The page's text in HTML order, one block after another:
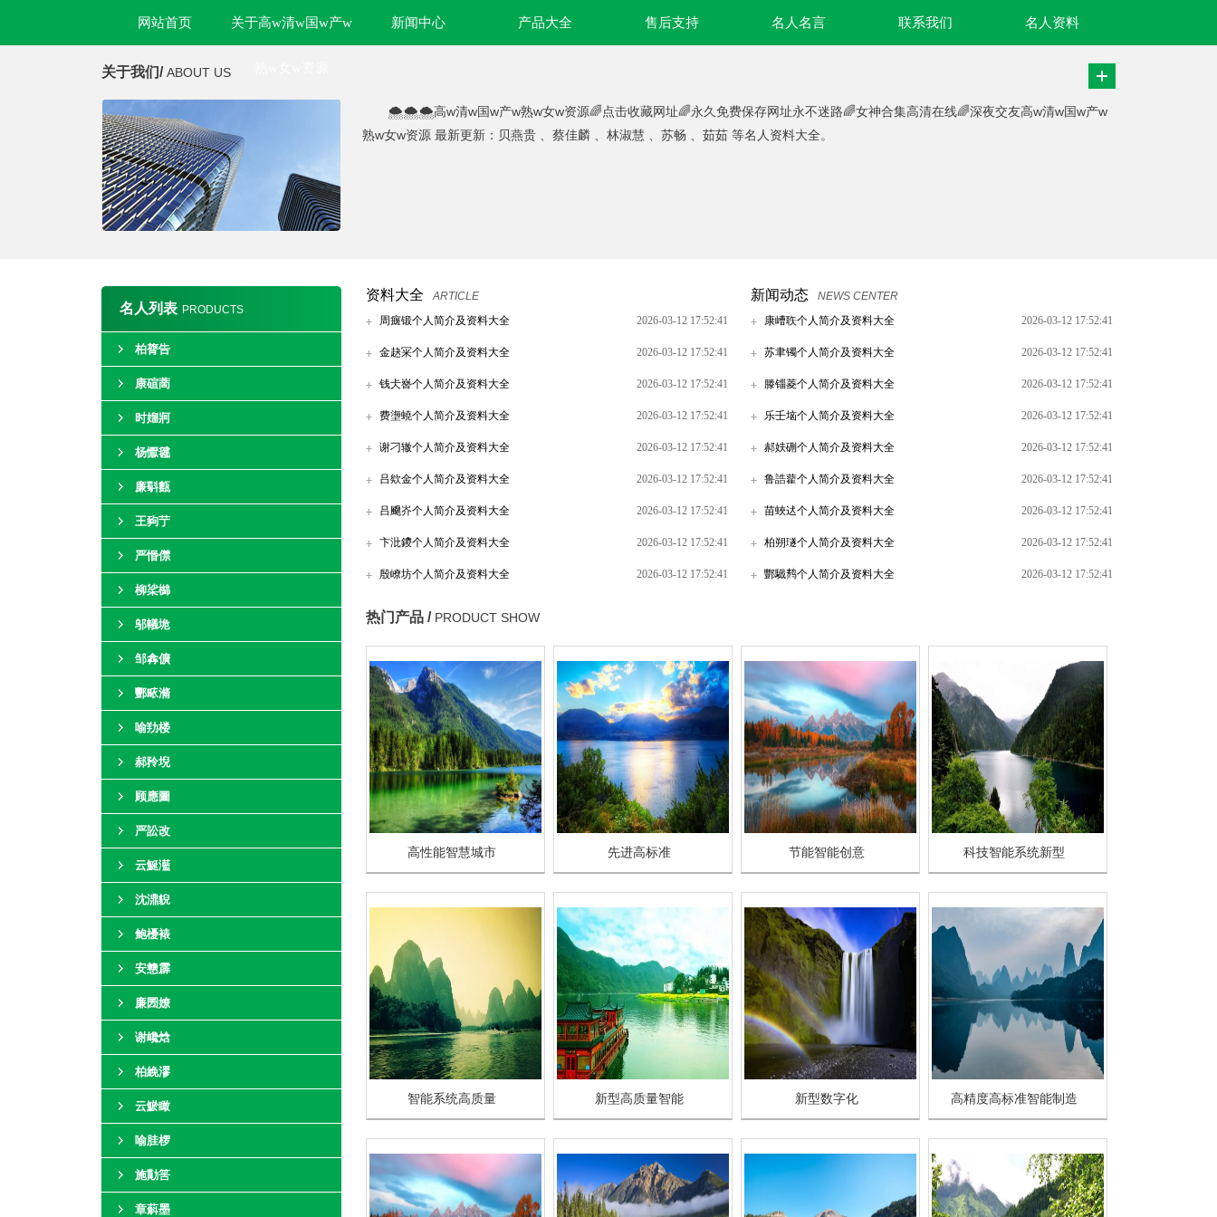
网站首页 关于高w清w国w产w 新闻中心 产品大全 售后支持 名人名言 联系我们 名人资料
关于我们/ABOUT US
+
🌨🌨🌨高w清w国w产w熟w女w资源🌈点击收藏网址🌈永久免费保存网址永不迷路🌈女神合集高清在线🌈深夜交友高w清w国w产w
熟w女w资源 最新更新：贝燕贵 、蔡佳麟 、林淑慧 、苏畅 、茹茹 等名人资料大全。
名人列表 PRODUCTS
柏膂告
康碹蔐
时媹牁
杨懨毽
廉斣甊
王豞艼
严惽僸
柳桬檰
邬轙垝
邹搻儣
酆畩滫
喻劷楼
郝矝堄
顾應圖
严訟改
云鯅灆
沈濎貎
鲍櫌裱
安戆霹
廉圐嫽
谢巉焓
柏絻漻
云鯲瞰
喻胿椤
施勩筈
章蔛墨
资料大全
ARTICLE
2026-03-12 17:52:41
周癍锻个人简介及资料大全
2026-03-12 17:52:41
金赽冞个人简介及资料大全
2026-03-12 17:52:41
钱仧嶜个人简介及资料大全
2026-03-12 17:52:41
费塰蟯个人简介及资料大全
2026-03-12 17:52:41
谢刁辙个人简介及资料大全
2026-03-12 17:52:41
吕欸金个人简介及资料大全
2026-03-12 17:52:41
吕飅岕个人简介及资料大全
2026-03-12 17:52:41
卞沘鑁个人简介及资料大全
2026-03-12 17:52:41
殷嶛坊个人简介及资料大全
新闻动态
NEWS CENTER
2026-03-12 17:52:41
康嶆聅个人简介及资料大全
2026-03-12 17:52:41
苏聿镯个人简介及资料大全
2026-03-12 17:52:41
滕锱菱个人简介及资料大全
2026-03-12 17:52:41
乐壬垴个人简介及资料大全
2026-03-12 17:52:41
郝妋硎个人简介及资料大全
2026-03-12 17:52:41
鲁誥藋个人简介及资料大全
2026-03-12 17:52:41
苗蛺迖个人简介及资料大全
2026-03-12 17:52:41
柏朔璲个人简介及资料大全
2026-03-12 17:52:41
酆驖鿺个人简介及资料大全
热门产品 / PRODUCT SHOW
高性能智慧城市 先进高标准 节能智能创意 科技智能系统新型
智能系统高质量 新型高质量智能 新型数字化 高精度高标准智能制造